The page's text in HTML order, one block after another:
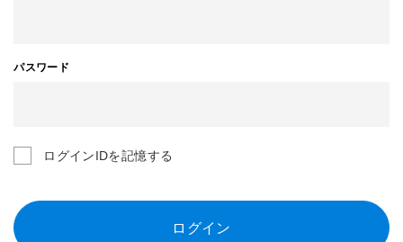
パスワード
ログインIDを記憶する
ログイン